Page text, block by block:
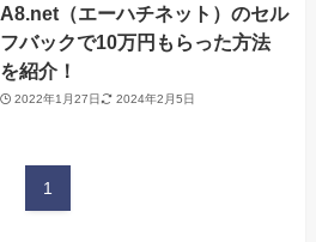
A8.net（エーハチネット）のセル
フバックで10万円もらった方法
を紹介！
2022年1月27日 2024年2月5日
1